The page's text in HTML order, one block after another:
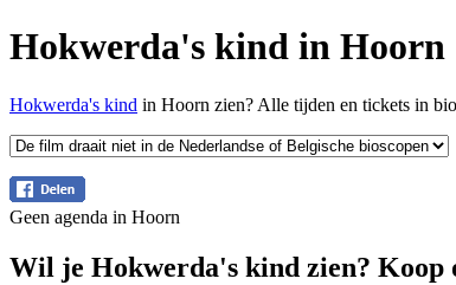
Hokwerda's kind in Hoorn
Hokwerda's kind in Hoorn zien? Alle tijden en tickets in
Geen agenda in Hoorn
Wil je Hokwerda's kind zien?